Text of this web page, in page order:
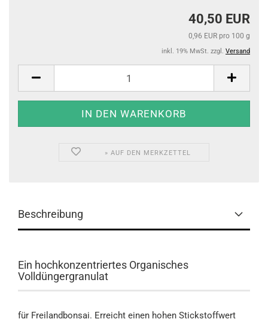
40,50 EUR
0,96 EUR pro 100 g
inkl. 19% MwSt. zzgl. Versand
» AUF DEN MERKZETTEL
Beschreibung
Ein hochkonzentriertes Organisches
Volldüngergranulat
für Freilandbonsai. Erreicht einen hohen Stickstoffwert